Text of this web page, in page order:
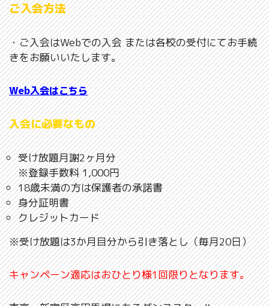
ご入会方法
・ご入会はWebでの入会 または各校の受付にてお手続
きをお願いいたします。
Web入会はこちら
入会に必要なもの
受け放題月謝2ヶ月分
※登録手数料 1,000円
18歳未満の方は保護者の承諾書
身分証明書
クレジットカード
※受け放題は3か月目分から引き落とし（毎月20日）
キャンペーン適応はおひとり様1回限りとなります。